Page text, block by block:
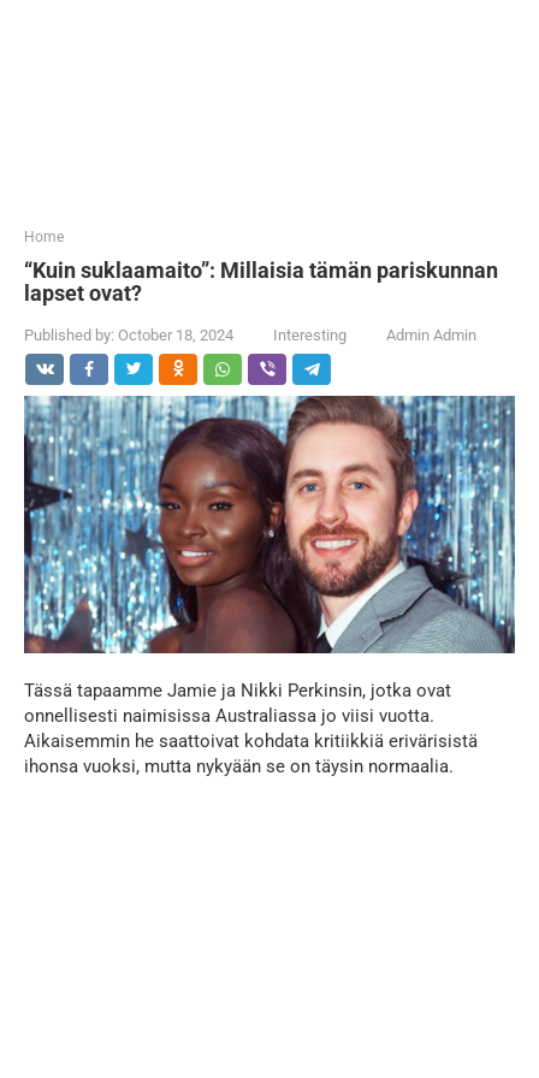
Home
“Kuin suklaamaito”: Millaisia ​​tämän pariskunnan
lapset ovat?
Published by: October 18, 2024 Interesting Admin Admin
Tässä tapaamme Jamie ja Nikki Perkinsin, jotka ovat
onnellisesti naimisissa Australiassa jo viisi vuotta.
Aikaisemmin he saattoivat kohdata kritiikkiä erivärisistä
ihonsa vuoksi, mutta nykyään se on täysin normaalia.